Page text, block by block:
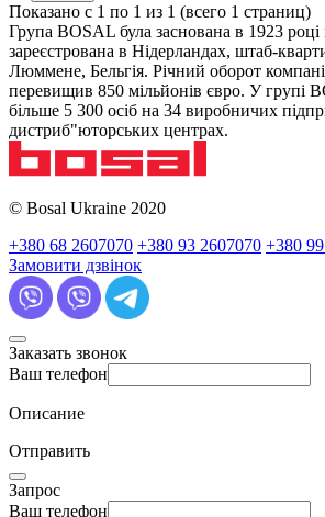
Показано с 1 по 1 из 1 (всего 1 страниц)
Група BOSAL була заснована в 1923
зареєстрована в Нідерландах, штаб-
Люммене, Бельгія. Річний оборот
перевищив 850 мільйонів євро. У групі
більше 5 300 осіб на 34 виробничих
дистриб"юторських центрах.
© Bosal Ukraine 2020
+380 68 2607070 +380 93 2607070 +380
Замовити дзвінок
Заказать звонок
Ваш телефон
Описание
Отправить
Запрос
Ваш телефон